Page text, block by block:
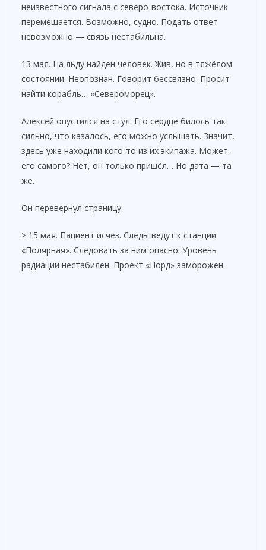
неизвестного сигнала с северо-востока. Источник
перемещается. Возможно, судно. Подать ответ
невозможно — связь нестабильна.
13 мая. На льду найден человек. Жив, но в тяжёлом
состоянии. Неопознан. Говорит бессвязно. Просит
найти корабль… «Североморец».
Алексей опустился на стул. Его сердце билось так
сильно, что казалось, его можно услышать. Значит,
здесь уже находили кого-то из их экипажа. Может,
его самого? Нет, он только пришёл… Но дата — та
же.
Он перевернул страницу:
> 15 мая. Пациент исчез. Следы ведут к станции
«Полярная». Следовать за ним опасно. Уровень
радиации нестабилен. Проект «Норд» заморожен.